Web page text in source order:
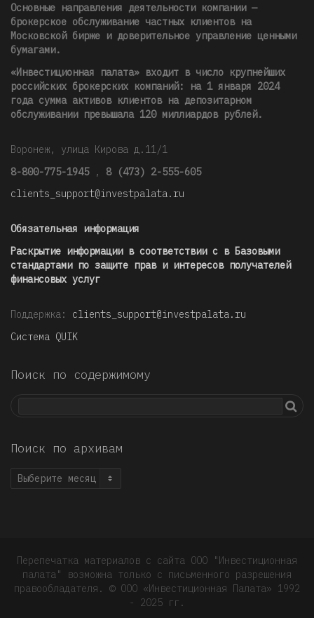
Основные направления деятельности компании —
брокерское обслуживание частных клиентов на
Московской бирже и доверительное управление ценными
бумагами.
«Инвестиционная палата» входит в число крупнейших
российских брокерских компаний: на 1 января 2024
года сумма активов клиентов на депозитарном
обслуживании превышала 120 миллиардов рублей.
Воронеж, улица Кирова д.11/1
8-800-775-1945 , 8 (473) 2-555-605
clients_support@investpalata.ru
Обязательная информация
Раскрытие информации в соответствии с в Базовыми
стандартами по защите прав и интересов получателей
финансовых услуг
Поддержка: clients_support@investpalata.ru
Система QUIK
Поиск по содержимому
Поиск по архивам
Поиск
Перепечатка материалов с сайта ООО "Инвестиционная
палата" возможна только с письменного разрешения
правообладателя. © OOO «Инвестиционная Палата» 1992
- 2025 гг.